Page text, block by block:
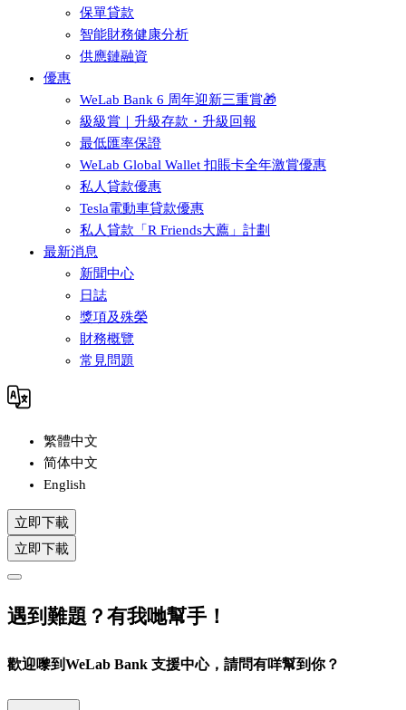
保單貸款
智能財務健康分析
供應鏈融資
優惠
WeLab Bank 6 周年迎新三重賞🎁
級級賞｜升級存款・升級回報
最低匯率保證
WeLab Global Wallet 扣賬卡全年激賞優惠
私人貸款優惠
Tesla電動車貸款優惠
私人貸款「R Friends大薦」計劃
最新消息
新聞中心
日誌
獎項及殊榮
財務概覽
常見問題
繁體中文
简体中文
English
立即下載
立即下載
遇到難題？有我哋幫手！
歡迎嚟到WeLab Bank 支援中心，請問有咩幫到你？